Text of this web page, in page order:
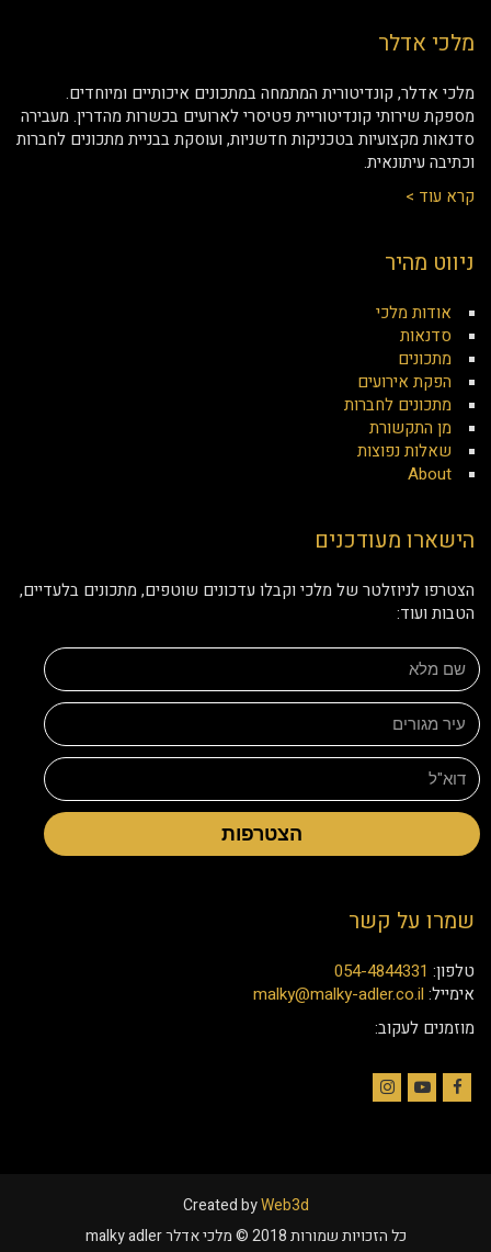
מלכי אדלר
מלכי אדלר, קונדיטורית המתמחה במתכונים איכותיים ומיוחדים.
מספקת שירותי קונדיטוריית פטיסרי לארועים בכשרות מהדרין. מעבירה
סדנאות מקצועיות בטכניקות חדשניות, ועוסקת בבניית מתכונים לחברות
וכתיבה עיתונאית.
קרא עוד >
ניווט מהיר
אודות מלכי
סדנאות
מתכונים
הפקת אירועים
מתכונים לחברות
מן התקשורת
שאלות נפוצות
About
הישארו מעודכנים
הצטרפו לניוזלטר של מלכי וקבלו עדכונים שוטפים, מתכונים בלעדיים,
הטבות ועוד:
הצטרפות
שמרו על קשר
טלפון: 054-4844331
אימייל: malky@malky-adler.co.il
מוזמנים לעקוב:
Created byWeb3d
כל הזכויות שמורות 2018 © מלכי אדלר malky adler